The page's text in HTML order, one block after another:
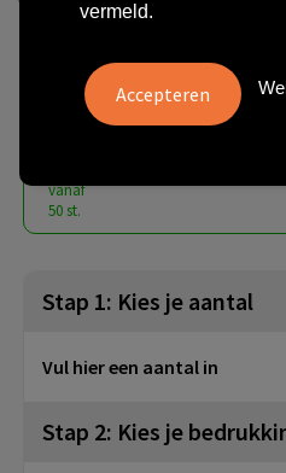
Airplant -
vanafexcl. btw - bekijk
vanaf
50 st.
Stap 1: Kies je aantal
Vul hier een aantal in
Stap 2: Kies je
vermeld.